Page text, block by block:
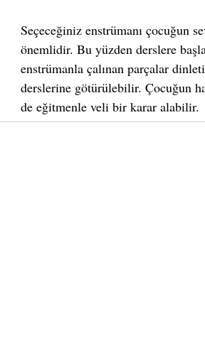
Seçeceğiniz enstrümanı çocuğun
önemlidir. Bu yüzden derslere
enstrümanla çalınan parçalar
derslerine götürülebilir. Çocuğun
de eğitmenle veli bir karar alabilir.